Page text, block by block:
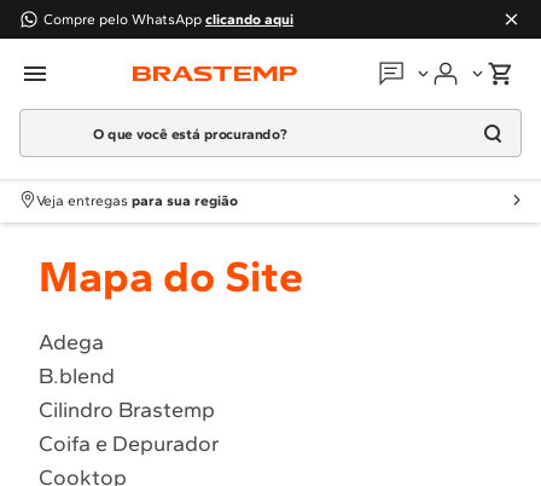
Compre pelo WhatsApp clicando aqui
Em que podemos
Atendimento Brastemp
O que você está procurando?
Termos mais buscados
1º Geladeira
2
Fogao
4 º Lava Louça
5 º Cooktop
6º Microondas Brastemp
7º Forno
Veja entregas para sua região
Mapa do Site
Adega
B.blend
Cilindro Brastemp
Coifa e Depurador
Cooktop